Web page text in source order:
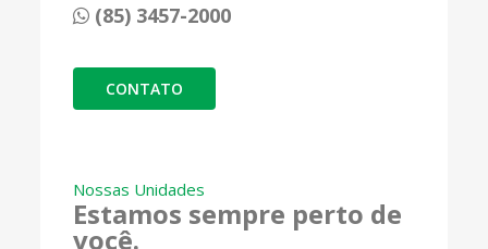
(85) 3457-2000
CONTATO
Nossas Unidades
Estamos sempre perto de
você.